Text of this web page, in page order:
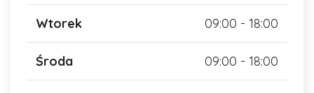
Wtorek 09:00 - 18:00
Środa 09:00 - 18:00